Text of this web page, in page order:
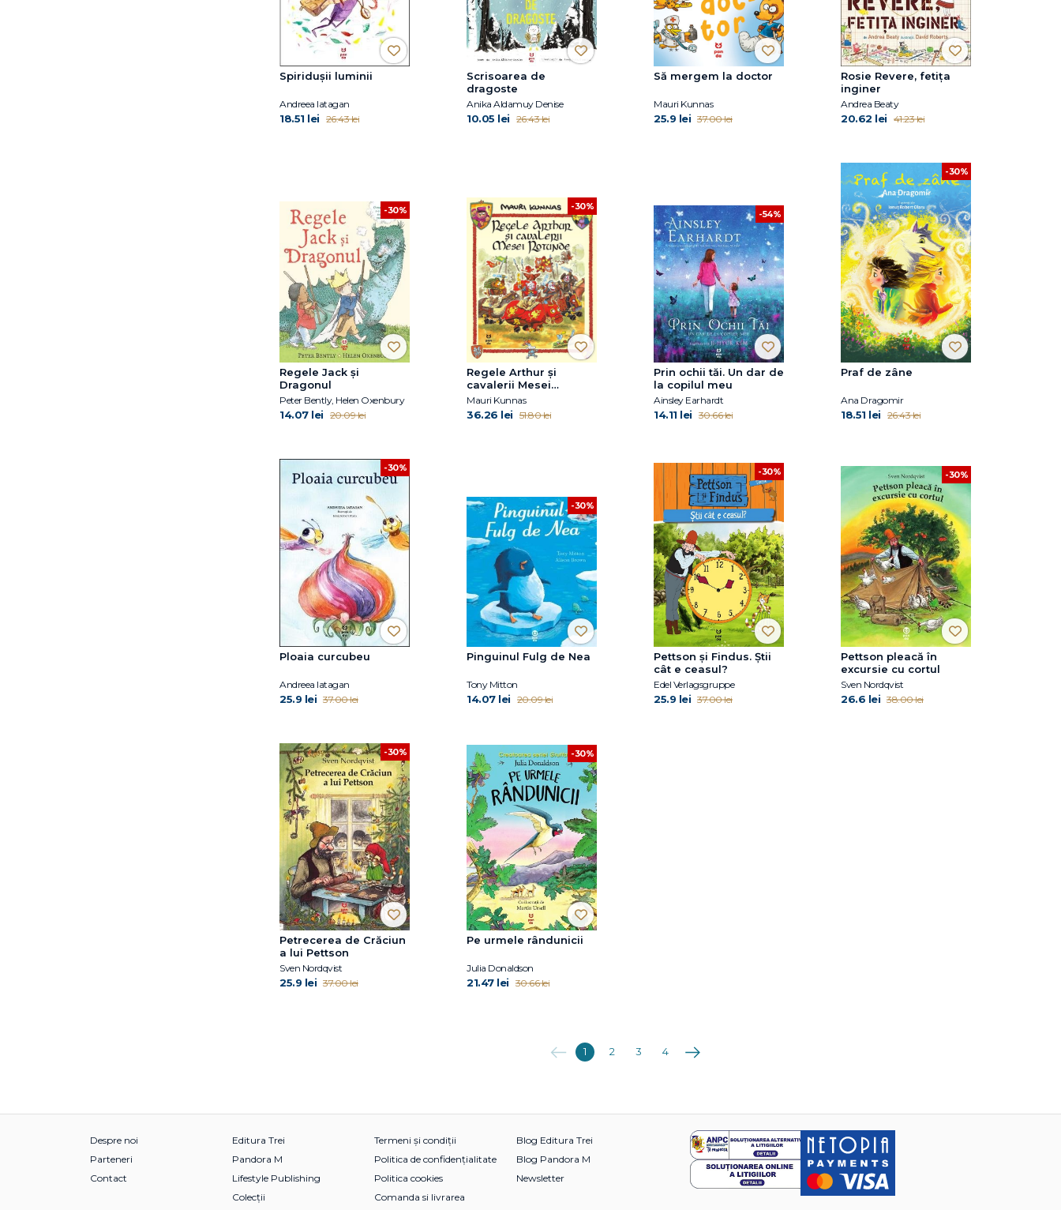
Spiridușii luminii
Andreea Iatagan
18.51 lei 26.43 lei
Scrisoarea de
dragoste
Anika Aldamuy Denise
10.05 lei 26.43 lei
Să mergem la doctor
Mauri Kunnas
25.9 lei 37.00 lei
Rosie Revere, fetița
inginer
Andrea Beaty
20.62 lei 41.23 lei
-30%
Regele Jack şi
Dragonul
Peter Bently, Helen Oxenbury
14.07 lei 20.09 lei
-30%
Regele Arthur și
cavalerii Mesei
Rotunde
Mauri Kunnas
36.26 lei 51.80 lei
-54%
Prin ochii tăi. Un dar de
la copilul meu
Ainsley Earhardt
14.11 lei 30.66 lei
-30%
Praf de zâne
Ana Dragomir
18.51 lei 26.43 lei
-30%
Ploaia curcubeu
Andreea Iatagan
25.9 lei 37.00 lei
-30%
Pinguinul Fulg de Nea
Tony Mitton
14.07 lei 20.09 lei
-30%
Pettson și Findus. Știi
cât e ceasul?
Edel Verlagsgruppe
25.9 lei 37.00 lei
-30%
Pettson pleacă în
excursie cu cortul
Sven Nordqvist
26.6 lei 38.00 lei
-30%
Petrecerea de Crăciun
a lui Pettson
Sven Nordqvist
25.9 lei 37.00 lei
-30%
Pe urmele rândunicii
Julia Donaldson
21.47 lei 30.66 lei
Anterioara
1 2 3 4 Următoarea
Despre noi
Parteneri
Contact
Editura Trei
Pandora M
Lifestyle Publishing
Colecții
Termeni și condiții
Politica de confidențialitate
Politica cookies
Comanda si livrarea
Blog Editura Trei
Blog Pandora M
Newsletter